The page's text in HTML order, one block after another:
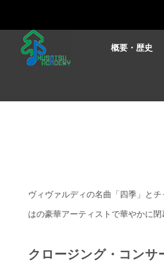
概要・歴史
ヴィヴァルディの名曲「四季」と
はの豪華アーティストで華やかに閉
クロージング・コン